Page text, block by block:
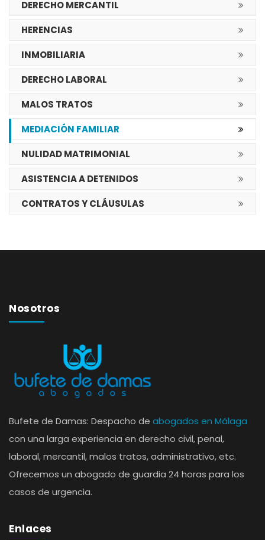
DERECHO MERCANTIL
HERENCIAS
INMOBILIARIA
DERECHO LABORAL
MALOS TRATOS
MEDIACIÓN FAMILIAR
NULIDAD MATRIMONIAL
ASISTENCIA A DETENIDOS
CONTRATOS Y CLÁUSULAS
Nosotros
Bufete de Damas: Despacho de abogados en Málaga
con una larga experiencia en derecho civil, penal,
laboral, mercantil, malos tratos, administrativo, etc.
Ofrecemos un abogado de guardia 24 horas para los
casos de urgencia.
Enlaces